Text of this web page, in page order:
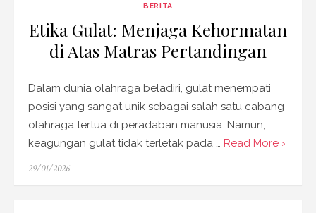
BERITA
Etika Gulat: Menjaga Kehormatan
di Atas Matras Pertandingan
Dalam dunia olahraga beladiri, gulat menempati
posisi yang sangat unik sebagai salah satu cabang
olahraga tertua di peradaban manusia. Namun,
keagungan gulat tidak terletak pada … Read More ›
Posted
29/01/2026